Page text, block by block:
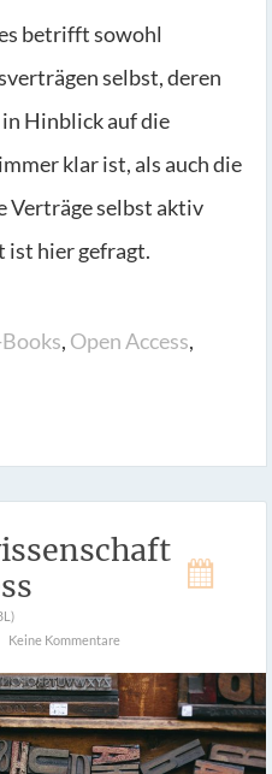
betrifft sowohl
selbst, deren
Hinblick auf die
klar ist, als auch die
Verträge selbst aktiv
ist hier gefragt.
, Open Access,
Keine Kommentare